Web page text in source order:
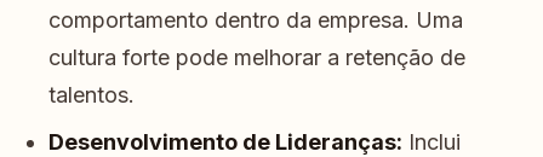
comportamento dentro da empresa. Uma
cultura forte pode melhorar a retenção de
talentos.
Desenvolvimento de Lideranças: Inclui